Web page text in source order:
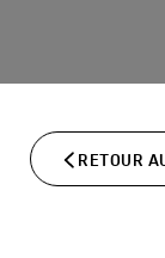
contenu
RETOUR